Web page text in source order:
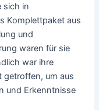
sich in
Komplettpaket aus
und
waren für sie
war ihre
getroffen, um aus
und Erkenntnisse